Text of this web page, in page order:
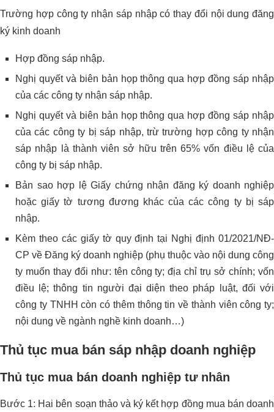
Trường hợp công ty nhận sáp nhập có thay đổi nội dung đăng
ký kinh doanh
Hợp đồng sáp nhập.
Nghị quyết và biên bản họp thông qua hợp đồng sáp nhập
của các công ty nhận sáp nhập.
Nghị quyết và biên bản họp thông qua hợp đồng sáp nhập
của các công ty bị sáp nhập, trừ trường hợp công ty nhận
sáp nhập là thành viên sở hữu trên 65% vốn điều lệ của
công ty bị sáp nhập.
Bản sao hợp lệ Giấy chứng nhận đăng ký doanh nghiệp
hoặc giấy tờ tương đương khác của các công ty bị sáp
nhập.
Kèm theo các giấy tờ quy định tại Nghị định 01/2021/NĐ-
CP về Đăng ký doanh nghiệp (phụ thuộc vào nội dung công
ty muốn thay đổi như: tên công ty; địa chỉ trụ sở chính; vốn
điều lệ; thông tin người đại diện theo pháp luật, đối với
công ty TNHH còn có thêm thông tin về thành viên công ty;
nội dung về ngành nghề kinh doanh…)
Thủ tục mua bán sáp nhập doanh nghiệp
Thủ tục mua bán doanh nghiệp tư nhân
Bước 1: Hai bên soạn thảo và ký kết hợp đồng mua bán doanh